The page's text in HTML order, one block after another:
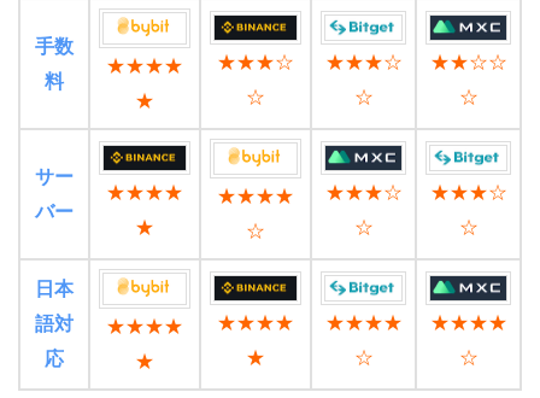
手数
料
★★★★
★
★★★☆
☆
★★★☆
☆
★★☆☆
☆
サー
バー
★★★★
★
★★★★
☆
★★★☆
☆
★★★☆
☆
日本
語対
応
★★★★
★
★★★★
★
★★★★
☆
★★★★
☆